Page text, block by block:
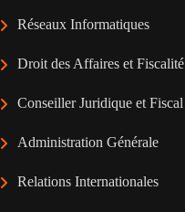
Réseaux Informatiques
Droit des Affaires et Fiscalité
Conseiller Juridique et Fiscal
Administration Générale
Relations Internationales